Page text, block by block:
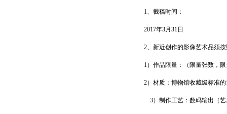
1、截稿时间：
2017年3月31日
2、新近创作的影像艺术品须
1）作品限量：（限量张数，
2）材质：博物馆收藏级标准
3）制作工艺：数码输出（